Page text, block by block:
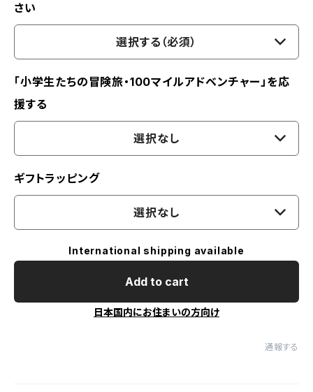
さい
選択する（必須）
「小学生たちの冒険旅・100マイルアドベンチャー」を応
援する
選択なし
ギフトラッピング
選択なし
International shipping available
Add to cart
日本国内にお住まいの方向け
通報する